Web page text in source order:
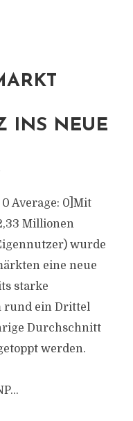
INS NEUE
Average: 0]Mit
Millionen
wurde
eine neue
starke
rund ein Drittel
Durchschnitt
werden.